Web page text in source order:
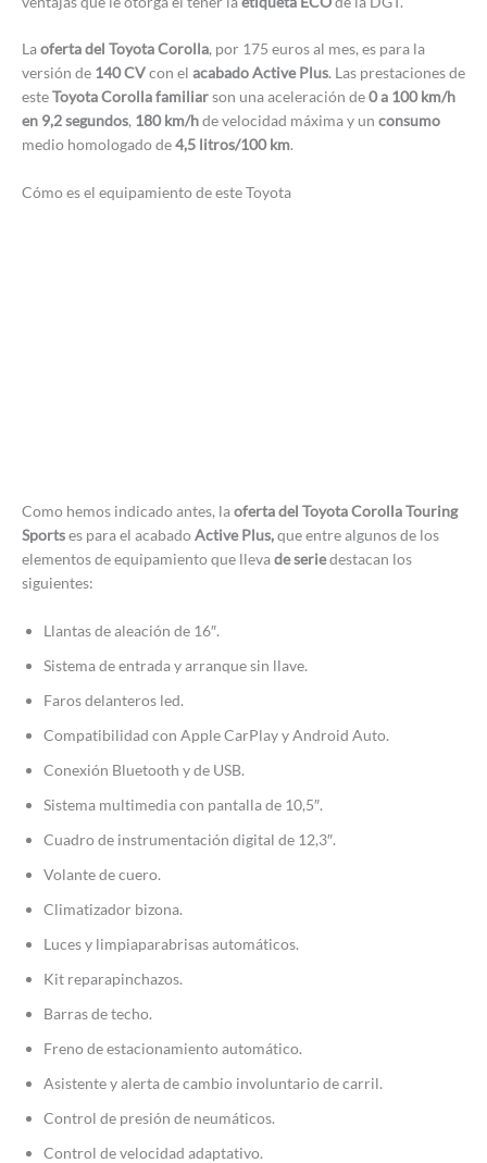
Laoferta del Toyota Corolla, por 175 euros al mes, es para la
versión de 140 CVcon el acabado Active Plus. Las prestaciones de
esteToyota Corolla familiarson una aceleración de0 a 100 km/h
en 9,2 segundos, 180 km/hde velocidad máxima y un consumo
medio homologado de4,5 litros/100 km.
Cómo es el equipamiento de este Toyota
Como hemos indicado antes, laoferta del Toyota Corolla Touring
Sportses para el acabadoActive Plus,que entre algunos de los
elementos de equipamiento que llevade seriedestacan los
siguientes:
Llantas de aleación de 16″.
Sistema de entrada y arranque sin llave.
Faros delanteros led.
Compatibilidad con Apple CarPlay y Android Auto.
Conexión Bluetooth y de USB.
Sistema multimedia con pantalla de 10,5″.
Cuadro de instrumentación digital de 12,3″.
Volante de cuero.
Climatizador bizona.
Luces y limpiaparabrisas automáticos.
Kit reparapinchazos.
Barras de techo.
Freno de estacionamiento automático.
Asistente y alerta de cambio involuntario de carril.
Control de presión de neumáticos.
Control de velocidad adaptativo.